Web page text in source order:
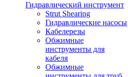
Гидравлический инструмент
Strut Shearing
Гидравлические насосы
Кабелерезы
Обжимные
инструменты для
кабеля
Обжимные